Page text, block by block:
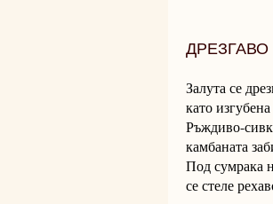
Залута се
като изгубена
Ръждиво-
камбаната
Под сумрака
се стеле